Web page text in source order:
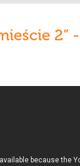
2” -